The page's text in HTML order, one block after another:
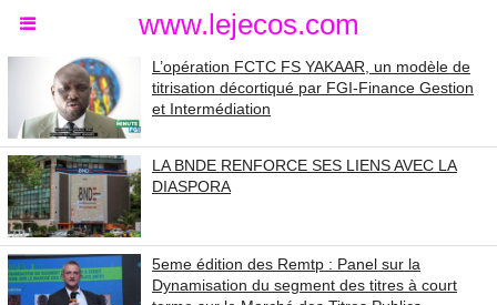
www.lejecos.com
L’opération FCTC FS YAKAAR, un modèle de
titrisation décortiqué par FGI-Finance Gestion
et Intermédiation
LA BNDE RENFORCE SES LIENS AVEC LA
DIASPORA
5eme édition des Remtp : Panel sur la
Dynamisation du segment des titres à court